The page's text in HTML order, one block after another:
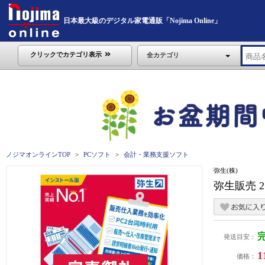
日本最大級のデジタル家電通販「Nojima Online」
クリックでカテゴリ表示 全カテゴリ
ノジマオンラインTOP PCソフト 会計・業務支援ソフト
弥生(株)
弥生販売
発送目安：
価格：